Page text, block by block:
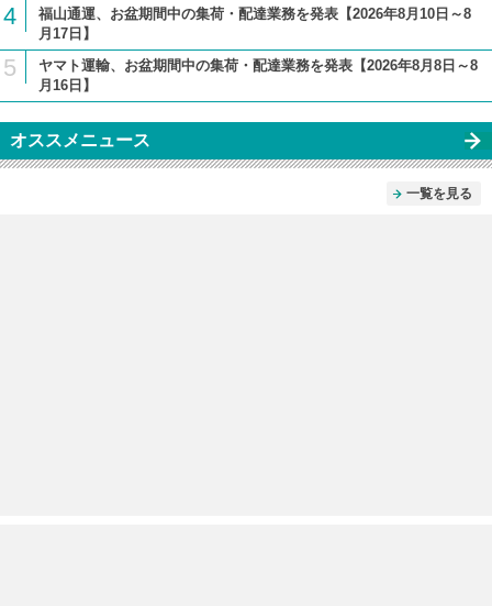
4
福山通運、お盆期間中の集荷・配達業務を発表【2026年8月10日～8
月17日】
5
ヤマト運輸、お盆期間中の集荷・配達業務を発表【2026年8月8日～8
月16日】
オススメニュース
一覧を見る